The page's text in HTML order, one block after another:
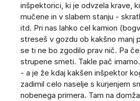
inšpektorici, ki je odvzela krave,
mučene in v slabem stanju -
itd. Pri nas lahko cel kamion
streseš v gozdu ob kakšno manj
se ti ne bo zgodilo prav nič. Pa
strupene smeti. Takle pač
- a je že kdaj kakšen inšpektor
zadimil celo naselje s kurjenjem
nobenega primera. Tam na